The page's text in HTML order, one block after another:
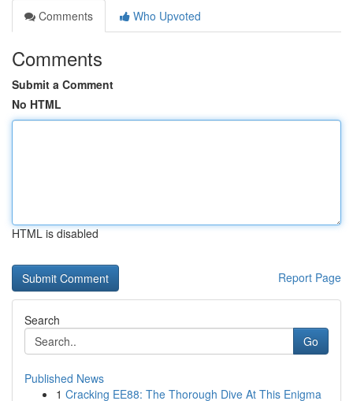
Comments
Who Upvoted
Comments
Submit a Comment
No HTML
HTML is disabled
Report Page
Search
Go
Published News
1 Cracking EE88: The Thorough Dive At This Enigma